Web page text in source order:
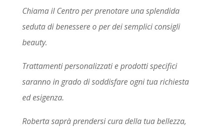
Chiama il Centro per prenotare una splendida
seduta di benessere o per dei semplici consigli
beauty.
Trattamenti personalizzati e prodotti specifici
saranno in grado di soddisfare ogni tua richiesta
ed esigenza.
Roberta saprà prendersi cura della tua bellezza,